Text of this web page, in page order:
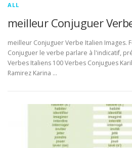
ALL
meilleur Conjuguer
meilleur Conjuguer Verbe Italien Images.
Conjuguer le verbe parlare à l'indicatif,
Verbes Italiens 100 Verbes Conjugues
Ramirez Karina …